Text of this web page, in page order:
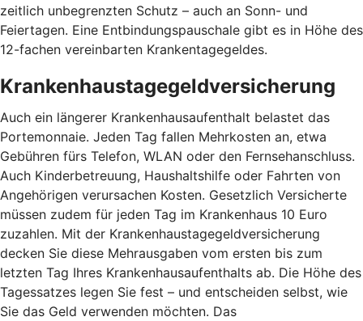
zeitlich unbegrenzten Schutz – auch an Sonn- und
Feiertagen. Eine Entbindungspauschale gibt es in Höhe des
12-fachen vereinbarten Krankentagegeldes.
Krankenhaustagegeldversicherung
Auch ein längerer Krankenhausaufenthalt belastet das
Portemonnaie. Jeden Tag fallen Mehrkosten an, etwa
Gebühren fürs Telefon, WLAN oder den Fernsehanschluss.
Auch Kinderbetreuung, Haushaltshilfe oder Fahrten von
Angehörigen verursachen Kosten. Gesetzlich Versicherte
müssen zudem für jeden Tag im Krankenhaus 10 Euro
zuzahlen. Mit der Krankenhaustagegeldversicherung
decken Sie diese Mehrausgaben vom ersten bis zum
letzten Tag Ihres Krankenhausaufenthalts ab. Die Höhe des
Tagessatzes legen Sie fest – und entscheiden selbst, wie
Sie das Geld verwenden möchten. Das